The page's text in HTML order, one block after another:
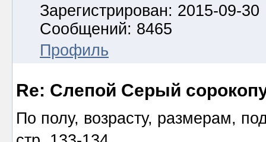
Зарегистрирован: 2015-09-30
Сообщений: 8465
Профиль
Re: Слепой Серый
По полу, возрасту, размерам,